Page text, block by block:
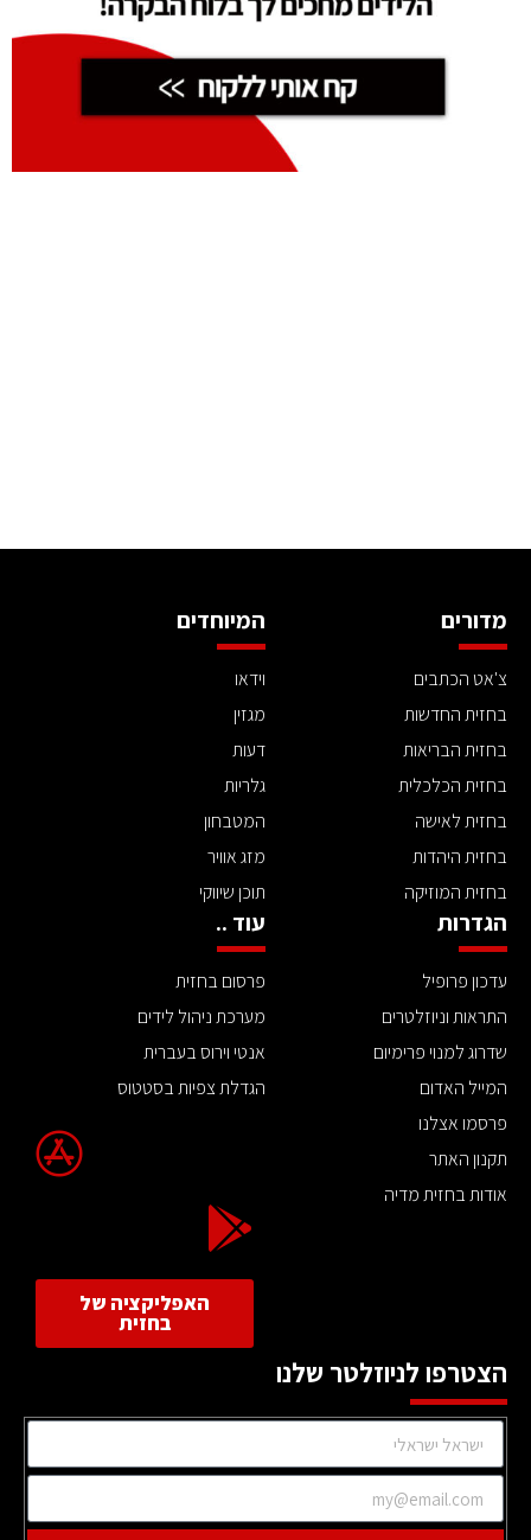
מדורים
צ'אט הכתבים
בחזית החדשות
בחזית הבריאות
בחזית הכלכלית
בחזית לאישה
בחזית היהדות
בחזית המוזיקה
המיוחדים
וידאו
מגזין
דעות
גלריות
המטבחון
מזג אוויר
תוכן שיווקי
הגדרות
עדכון פרופיל
התראות וניוזלטרים
שדרוג למנוי פרימיום
המייל האדום
פרסמו אצלנו
תקנון האתר
אודות בחזית מדיה
עוד ..
פרסום בחזית
מערכת ניהול לידים
אנטי וירוס בעברית
הגדלת צפיות בסטטוס
האפליקציה של
בחזית
הצטרפו לניוזלטר שלנו